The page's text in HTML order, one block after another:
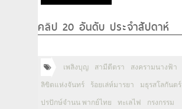
คลิป 20 อันดับ ประจำสัปดาห์
เพลิงบุญ สามีตีตรา สงครามนางฟ้า
ลิขิตแห่งจันทร์ ร้อยเล่ห์มารยา มธุรสโลกันตร์
ปรปักษ์จำนน พากย์ไทย ทะเลไฟ กรงกรรม